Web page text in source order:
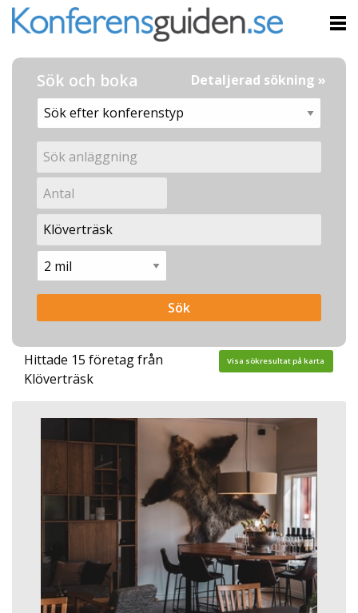
Sök och boka Detaljerad sökning »
Hittade 15 företag från
Klöverträsk
Visa sökresultat på karta